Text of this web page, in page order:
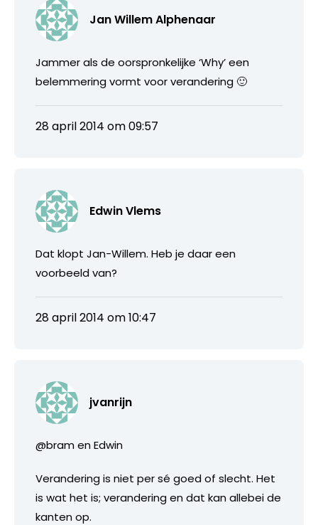
Jan Willem Alphenaar
Jammer als de oorspronkelijke ‘Why’ een
belemmering vormt voor verandering 🙂
28 april 2014 om 09:57
Edwin Vlems
Dat klopt Jan-Willem. Heb je daar een
voorbeeld van?
28 april 2014 om 10:47
jvanrijn
@bram en Edwin
Verandering is niet per sé goed of slecht. Het
is wat het is; verandering en dat kan allebei de
kanten op.